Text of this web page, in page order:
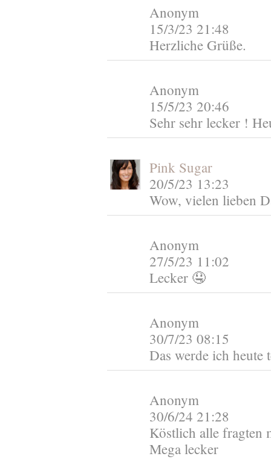
Anonym
15/3/23 21:48
Herzliche Grüße.
Anonym
15/5/23 20:46
Sehr sehr lecker !
Pink Sugar
20/5/23 13:23
Wow, vielen lieben
Anonym
27/5/23 11:02
Lecker 🤤
Anonym
30/7/23 08:15
Das werde ich
Anonym
30/6/24 21:28
Köstlich alle fragten
Mega lecker